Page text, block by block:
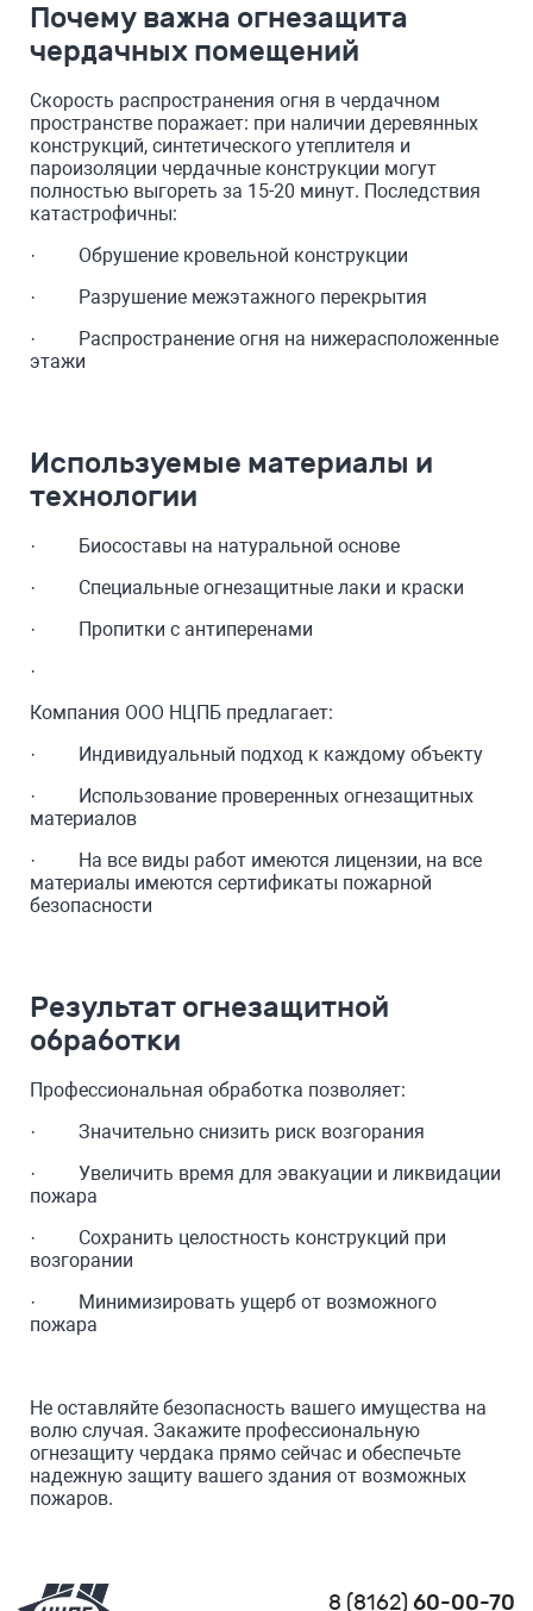
Почему важна огнезащита
чердачных помещений
Скорость распространения огня в чердачном
пространстве поражает: при наличии деревянных
конструкций, синтетического утеплителя и
пароизоляции чердачные конструкции могут
полностью выгореть за 15-20 минут. Последствия
катастрофичны:
· Обрушение кровельной конструкции
· Разрушение межэтажного перекрытия
· Распространение огня на нижерасположенные
этажи
Используемые материалы и
технологии
· Биосоставы на натуральной основе
· Специальные огнезащитные лаки и краски
· Пропитки с антиперенами
·
Компания ООО НЦПБ предлагает:
· Индивидуальный подход к каждому объекту
· Использование проверенных огнезащитных
материалов
· На все виды работ имеются лицензии, на все
материалы имеются сертификаты пожарной
безопасности
Результат огнезащитной
обработки
Профессиональная обработка позволяет:
· Значительно снизить риск возгорания
· Увеличить время для эвакуации и ликвидации
пожара
· Сохранить целостность конструкций при
возгорании
· Минимизировать ущерб от возможного
пожара
Не оставляйте безопасность вашего имущества на
волю случая. Закажите профессиональную
огнезащиту чердака прямо сейчас и обеспечьте
надежную защиту вашего здания от возможных
пожаров.
8 (8162)60-00-70